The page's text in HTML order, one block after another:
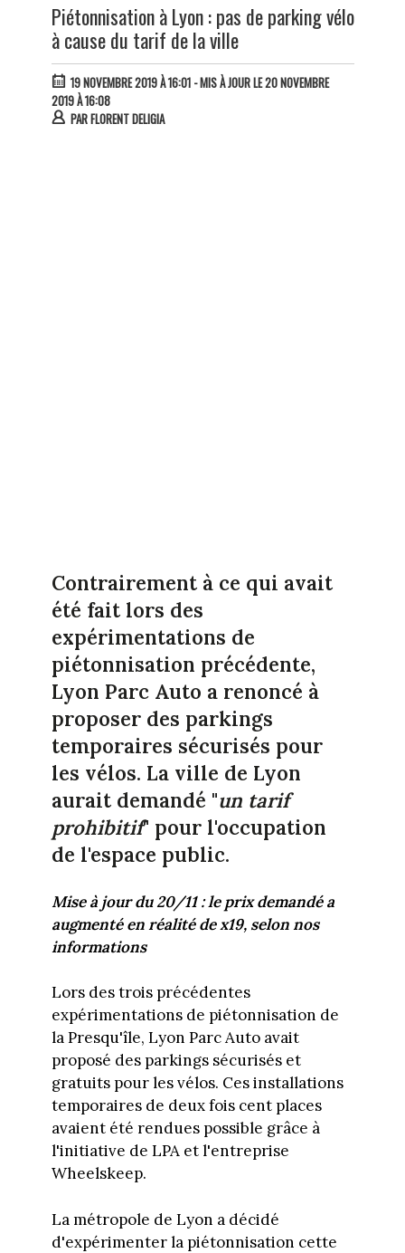
Piétonnisation à Lyon : pas de parking vélo
à cause du tarif de la ville
19 NOVEMBRE 2019 À 16:01- MIS À JOUR LE 20 NOVEMBRE
2019 À 16:08
PARFLORENT DELIGIA
Contrairement à ce qui avait
été fait lors des
expérimentations de
piétonnisation précédente,
Lyon Parc Auto a renoncé à
proposer des parkings
temporaires sécurisés pour
les vélos. La ville de Lyon
aurait demandé "un tarif
prohibitif" pour l'occupation
de l'espace public.
Mise à jour du 20/11 : le prix demandé a
augmenté en réalité de x19, selon nos
informations
Lors des trois précédentes
expérimentations de piétonnisation de
la Presqu'île, Lyon Parc Auto avait
proposé des parkings sécurisés et
gratuits pour les vélos. Ces installations
temporaires de deux fois cent places
avaient été rendues possible grâce à
l'initiative de LPA et l'entreprise
Wheelskeep.
La métropole de Lyon a décidé
d'expérimenter la piétonnisation cette